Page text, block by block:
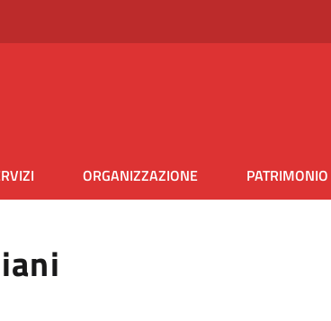
ORGANIZZAZIONE PATRIMONIO